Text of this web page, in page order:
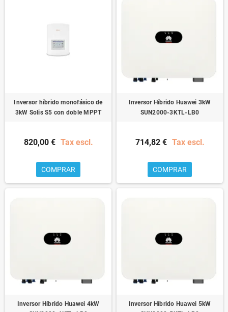
Inversor híbrido monofásico de
3kW Solis S5 con doble MPPT
820,00 € Tax escl.
COMPRAR
Inversor Híbrido Huawei 3kW
SUN2000-3KTL-LB0
714,82 € Tax escl.
COMPRAR
Inversor Híbrido Huawei 4kW
Inversor Híbrido Huawei 5kW